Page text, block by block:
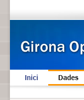
Inici Dades